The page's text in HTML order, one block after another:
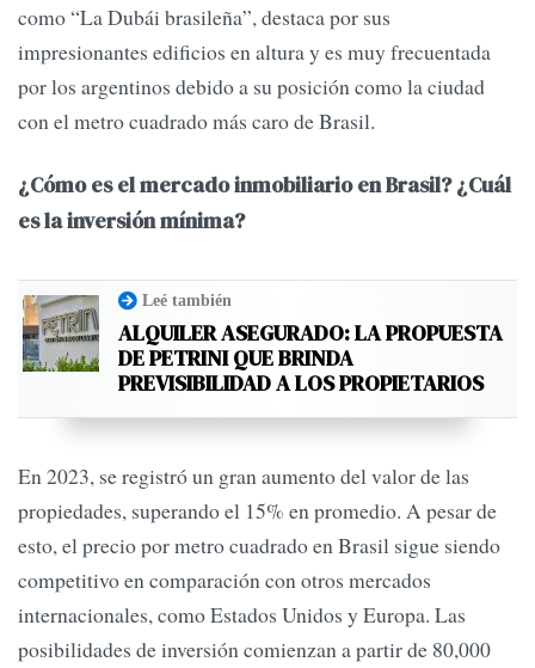
como “La Dubái brasileña”, destaca por sus
impresionantes edificios en altura y es muy frecuentada
por los argentinos debido a su posición como la ciudad
con el metro cuadrado más caro de Brasil.
¿Cómo es el mercado inmobiliario en Brasil? ¿Cuál
es la inversión mínima?
Leé también
ALQUILER ASEGURADO: LA PROPUESTA
DE PETRINI QUE BRINDA
PREVISIBILIDAD A LOS PROPIETARIOS
En 2023, se registró un gran aumento del valor de las
propiedades, superando el 15% en promedio. A pesar de
esto, el precio por metro cuadrado en Brasil sigue siendo
competitivo en comparación con otros mercados
internacionales, como Estados Unidos y Europa. Las
posibilidades de inversión comienzan a partir de 80,000